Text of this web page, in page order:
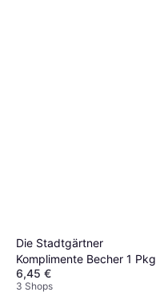
Die Stadtgärtner
Komplimente Becher 1 Pkg
6,45 €
3 Shops